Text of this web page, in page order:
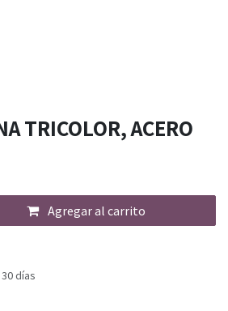
TRICOLOR, ACERO
Agregar al carrito
días